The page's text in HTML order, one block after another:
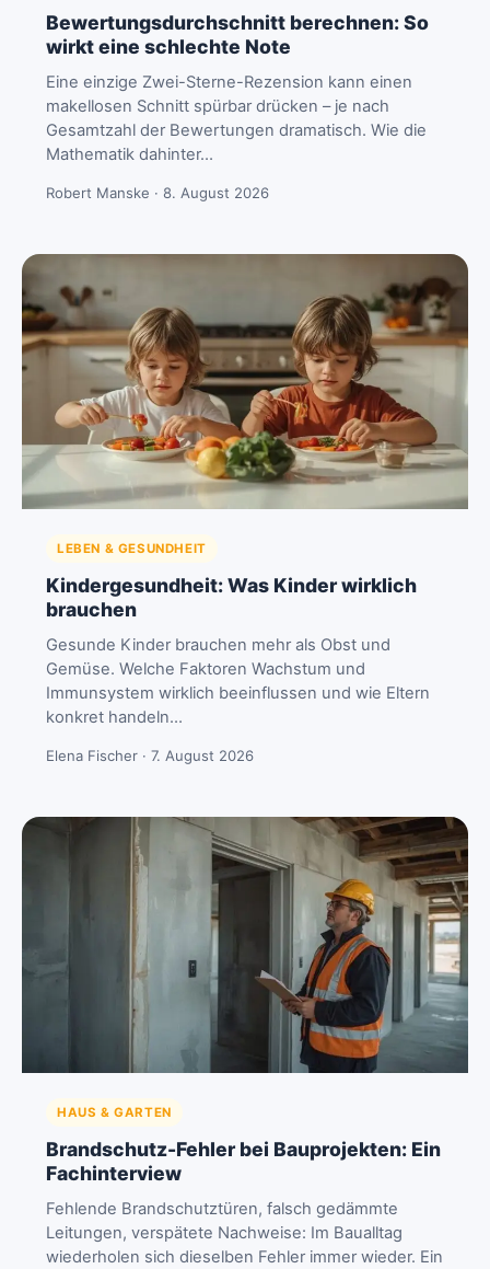
Bewertungsdurchschnitt berechnen: So
wirkt eine schlechte Note
Eine einzige Zwei-Sterne-Rezension kann einen
makellosen Schnitt spürbar drücken – je nach
Gesamtzahl der Bewertungen dramatisch. Wie die
Mathematik dahinter…
Robert Manske · 8. August 2026
LEBEN & GESUNDHEIT
Kindergesundheit: Was Kinder wirklich
brauchen
Gesunde Kinder brauchen mehr als Obst und
Gemüse. Welche Faktoren Wachstum und
Immunsystem wirklich beeinflussen und wie Eltern
konkret handeln…
Elena Fischer · 7. August 2026
HAUS & GARTEN
Brandschutz-Fehler bei Bauprojekten: Ein
Fachinterview
Fehlende Brandschutztüren, falsch gedämmte
Leitungen, verspätete Nachweise: Im Baualltag
wiederholen sich dieselben Fehler immer wieder. Ein